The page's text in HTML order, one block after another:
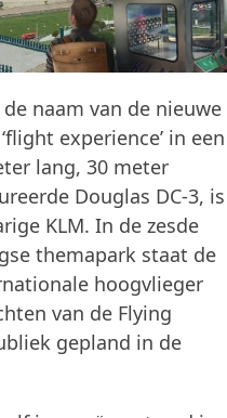
naam van de nieuwe
experience’ in een
lang, 30 meter
Douglas DC-3, is
KLM. In de zesde
themapark staat de
hoogvlieger
van de Flying
gepland in de